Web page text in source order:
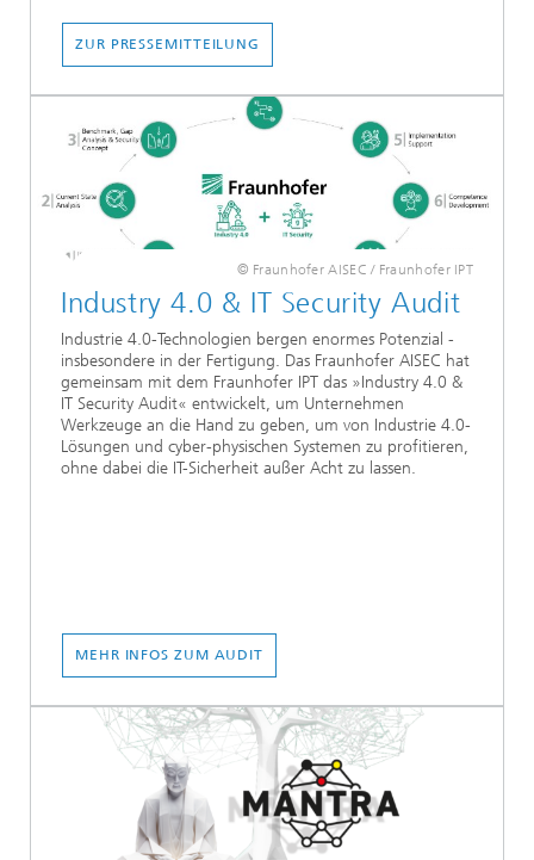
ZUR PRESSEMITTEILUNG
© Fraunhofer AISEC / Fraunhofer IPT
Industry 4.0 & IT Security Audit
Industrie 4.0-Technologien bergen enormes Potenzial -
insbesondere in der Fertigung. Das Fraunhofer AISEC hat
gemeinsam mit dem Fraunhofer IPT das »Industry 4.0 &
IT Security Audit« entwickelt, um Unternehmen
Werkzeuge an die Hand zu geben, um von Industrie 4.0-
Lösungen und cyber-physischen Systemen zu profitieren,
ohne dabei die IT-Sicherheit außer Acht zu lassen.
MEHR INFOS ZUM AUDIT